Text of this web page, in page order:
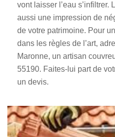
vont laisser l’eau s’infiltrer.
aussi une impression de
de votre patrimoine. Pour
dans les règles de l’art,
Maronne, un artisan
55190. Faites-lui part de
un devis.